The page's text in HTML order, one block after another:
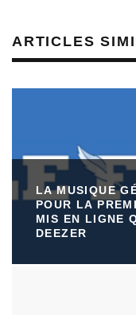
ARTICLES
LA MUSIQUE
POUR LA
MIS EN LIGNE
DEEZER